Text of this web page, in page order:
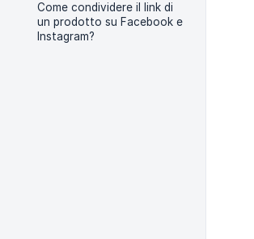
Come condividere il link di
un prodotto su Facebook e
Instagram?